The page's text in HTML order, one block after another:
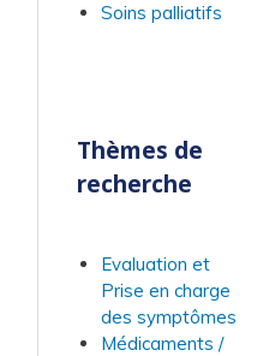
Soins palliatifs
Thèmes de
recherche
Evaluation et
Prise en charge
des symptômes
Médicaments /